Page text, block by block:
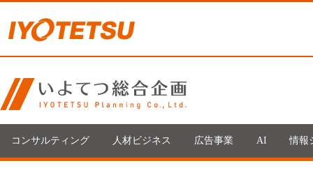
コンサルティング 人材ビジネス 広告事業 AI 情報